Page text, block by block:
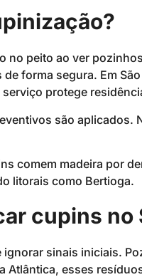
no peito ao ver
forma segura. Em
protege
são
comem madeira por
litorais como Bertioga.
cupins no
ignorar sinais iniciais.
Atlântica, esses